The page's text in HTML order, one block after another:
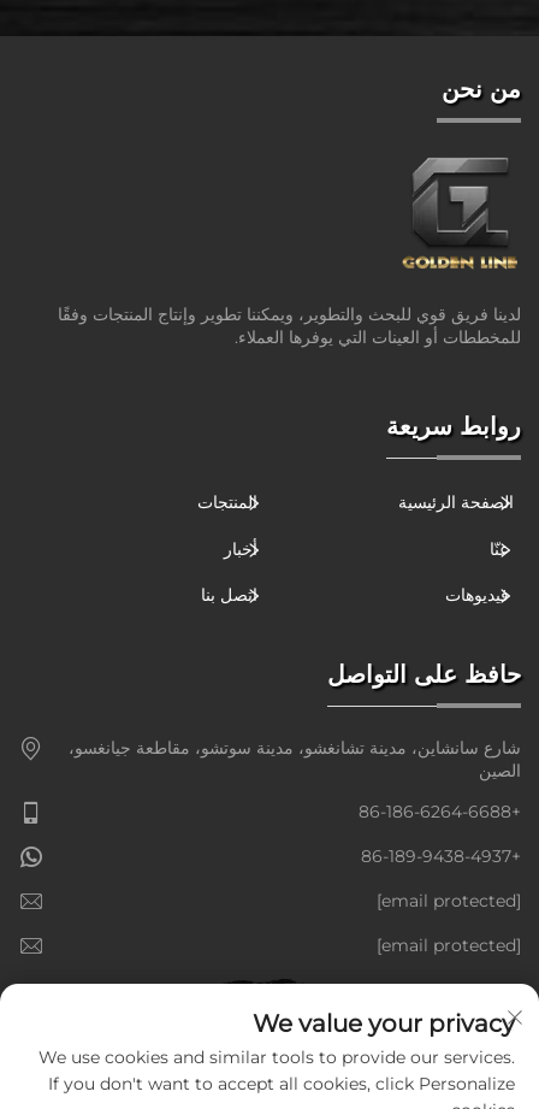
من نحن
لدينا فريق قوي للبحث والتطوير، ويمكننا تطوير وإنتاج المنتجات وفقًا
للمخططات أو العينات التي يوفرها العملاء.
روابط سريعة
الصفحة الرئيسية المنتجات
عنّا أخبار
فيديوهات اتصل بنا
حافظ على التواصل
شارع سانشاين، مدينة تشانغشو، مدينة سوتشو، مقاطعة جيانغسو،
الصين
+86-186-6264-6688
+86-189-9438-4937
[email protected]
[email protected]
We value your privacy
We use cookies and similar tools to provide our services.
If you don't want to accept all cookies, click Personalize